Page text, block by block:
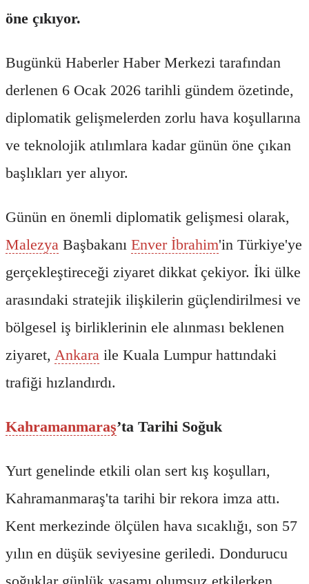
öne çıkıyor.
Bugünkü Haberler Haber Merkezi tarafından
derlenen 6 Ocak 2026 tarihli gündem özetinde,
diplomatik gelişmelerden zorlu hava koşullarına
ve teknolojik atılımlara kadar günün öne çıkan
başlıkları yer alıyor.
Günün en önemli diplomatik gelişmesi olarak,
Malezya Başbakanı Enver İbrahim'in Türkiye'ye
gerçekleştireceği ziyaret dikkat çekiyor. İki ülke
arasındaki stratejik ilişkilerin güçlendirilmesi ve
bölgesel iş birliklerinin ele alınması beklenen
ziyaret, Ankara ile Kuala Lumpur hattındaki
trafiği hızlandırdı.
Kahramanmaraş’ta Tarihi Soğuk
Yurt genelinde etkili olan sert kış koşulları,
Kahramanmaraş'ta tarihi bir rekora imza attı.
Kent merkezinde ölçülen hava sıcaklığı, son 57
yılın en düşük seviyesine geriledi. Dondurucu